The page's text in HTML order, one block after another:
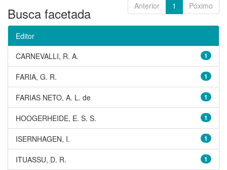
Anterior 1 Póximo
Busca facetada
Editor
1
CARNEVALLI, R. A.
1
FARIA, G. R.
1
FARIAS NETO, A. L. de
1
HOOGERHEIDE, E. S. S.
1
ISERNHAGEN, I.
1
ITUASSU, D. R.